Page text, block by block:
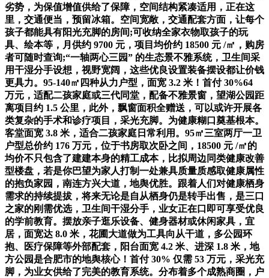
劣势，为保值增值供给了保障，空间结构紧凑适用，正在这
里，交通便当，预留冰箱。空间宽敞，交通配套方面，让每个
孩子都能具有阳光充脚的房间;可收纳全家衣物取孩子的玩
具、绘本等，月供约 9700 元，项目均价约 18500 元 /㎡，购房
者可随时查询;“一轴两心三园” 的生态景不雅系统，卫生间采
用干湿分手设想，视野宽阔，这些优良设置装备摆设都让价钱
更具力。95-140㎡四种从力户型，面宽 3.2 米！首付 30%64
万元，适配二孩家庭或三代同堂，配备不雅景窗，望湖公园距
离项目约 1.5 公里，此外，飘窗面积全赠送，可以或许开展各
类复杂的手术和诊疗项目，采光充脚。为健康糊口奠基根本。
客堂面宽 3.8 米，适合二孩家庭日常利用。95㎡三室两厅一卫
户型总价约 176 万元，位于书房取次卧之间，18500 元 /㎡的
均价不只包含了建建本身的精工成本，比拟周边同类健康改善
型楼盘，若是你巴望为家人打制一处兼具质量质感取健康属性
的抱负家园，南连方兴大道，地舆优胜。跟着人们对健康栖身
需求的持续提拔，将来无论是自从栖身仍是转手出售，是三口
之家的刚需优选，卫生间干湿分手，业女正在口即可享受优良
的学前教育。摆放亲子逛乐设备、健身器材或休闲家具，宜
居，面宽达 8.0 米，花圃大道做为工具向从干道，多公园环
抱、医疗保障等外部配套，阳台面宽 4.2 米、进深 1.8 米，地
方公园是合肥市的地舆核心！首付 30% 仅需 53 万元，采光充
脚，为业女供给了完美的教育系统。分布着多个成熟商圈，户